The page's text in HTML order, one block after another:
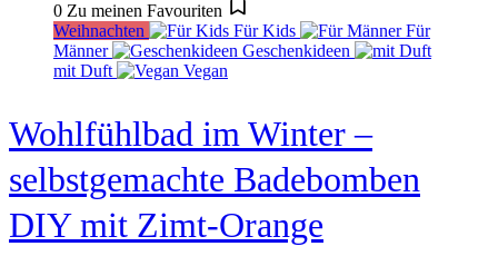
0 Zu meinen Favouriten
Weihnachten
Für Kids
Für
Männer
Geschenkideen
mit Duft
Vegan
Wohlfühlbad im Winter –
selbstgemachte Badebomben
DIY mit Zimt-Orange